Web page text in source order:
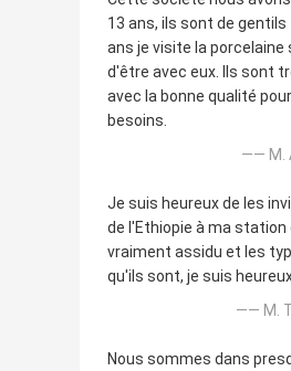
13 ans, ils sont de
ans je visite la porcelaine
d'être avec eux. Ils sont
avec la bonne qualité
besoins.
—— M.
Je suis heureux de les
de l'Ethiopie à ma station
vraiment assidu et les
qu'ils sont, je suis
—— M.
Nous sommes dans